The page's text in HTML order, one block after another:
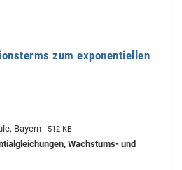
zum exponentiellen
Bayern 512 KB
Wachstums- und